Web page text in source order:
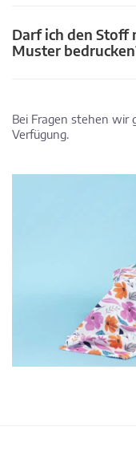
Darf ich den Stoff
Muster
Bei Fragen stehen wir
Verfügung.